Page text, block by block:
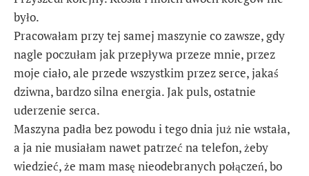
było.
Pracowałam przy tej samej maszynie co zawsze, gdy
nagle poczułam jak przepływa przeze mnie, przez
moje ciało, ale przede wszystkim przez serce, jakaś
dziwna, bardzo silna energia. Jak puls, ostatnie
uderzenie serca.
Maszyna padła bez powodu i tego dnia już nie wstała,
a ja nie musiałam nawet patrzeć na telefon, żeby
wiedzieć, że mam masę nieodebranych połączeń, bo